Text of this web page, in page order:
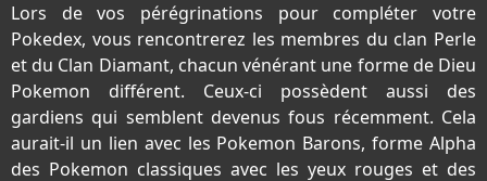
Lors de vos pérégrinations pour compléter votre
Pokedex, vous rencontrerez les membres du clan Perle
et du Clan Diamant, chacun vénérant une forme de Dieu
Pokemon différent. Ceux-ci possèdent aussi des
gardiens qui semblent devenus fous récemment. Cela
aurait-il un lien avec les Pokemon Barons, forme Alpha
des Pokemon classiques avec les yeux rouges et des